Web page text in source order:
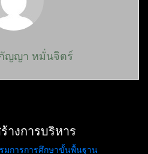
ญญา หมั่นจิตร์
างการบริหาร
มการการศึกษาขั้นพื้นฐาน